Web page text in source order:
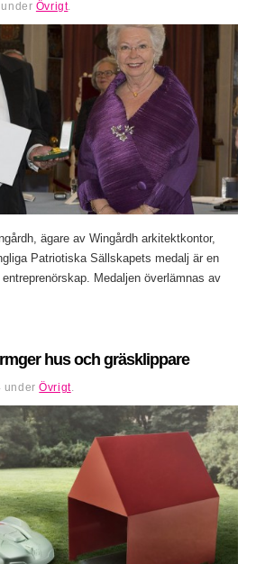
under Övrigt.
ägare av Wingårdh arkitektkontor,
Patriotiska Sällskapets medalj är en
Medaljen överlämnas av
hus och gräsklippare
underÖvrigt.